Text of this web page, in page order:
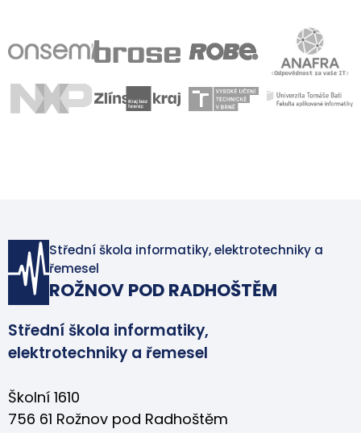
Střední škola informatiky, elektrotechniky a
řemesel
ROŽNOV POD RADHOŠTĚM
Střední škola informatiky,
elektrotechniky a řemesel
Školní 1610
756 61 Rožnov pod Radhoštěm